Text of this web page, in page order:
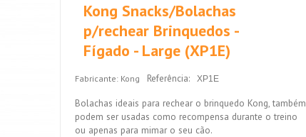
Kong Snacks/Bolachas
p/rechear Brinquedos -
Fígado - Large (XP1E)
Fabricante: Kong Referência: XP1E
Bolachas ideais para rechear o brinquedo Kong, também
podem ser usadas como recompensa durante o treino
ou apenas para mimar o seu cão.